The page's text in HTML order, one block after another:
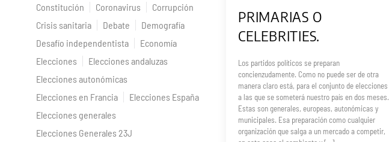
Constitución
Coronavirus
Corrupción
Crisis sanitaria
Debate
Demografía
Desafío independentista
Economía
Elecciones
Elecciones andaluzas
Elecciones autonómicas
Elecciones en Francia
Elecciones España
Elecciones generales
Elecciones Generales 23J
PRIMARIAS O
CELEBRITIES.
Los partidos políticos se preparan
concienzudamente. Como no puede ser de otra
manera claro está, para el conjunto de elecciones
a las que se someterá nuestro país en dos meses.
Estas son generales, europeas, autonómicas y
municipales. Esa preparación como cualquier
organización que salga a un mercado a competir,